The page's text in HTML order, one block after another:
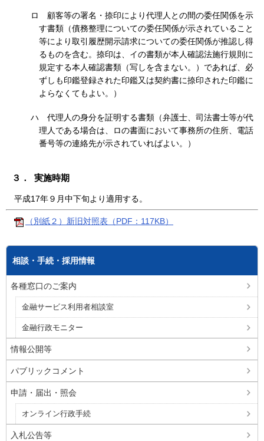
ロ
顧客等の署名・捺印により代理人との間の委任関係を示
す書類（債務整理についての委任関係が示されていること
等により取引履歴開示請求についての委任関係が推認し得
るものを含む。捺印は、イの書類が本人確認法施行規則に
規定する本人確認書類（写しを含まない。）であれば、必
ずしも印鑑登録された印鑑又は契約書に捺印された印鑑に
よらなくてもよい。）
ハ
代理人の身分を証明する書類（弁護士、司法書士等が代
理人である場合は、ロの書面において事務所の住所、電話
番号等の連絡先が示されていればよい。）
３． 実施時期
平成17年９月中下旬より適用する。
（別紙２）新旧対照表（PDF：117KB）
相談・手続・採用情報
各種窓口のご案内
金融サービス利用者相談室
金融行政モニター
情報公開等
パブリックコメント
申請・届出・照会
オンライン行政手続
入札公告等